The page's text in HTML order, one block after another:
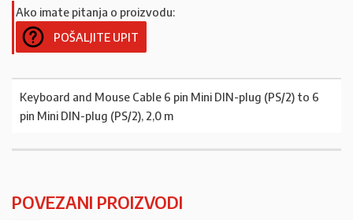
Ako imate pitanja o proizvodu:
POŠALJITE UPIT
Keyboard and Mouse Cable 6 pin Mini DIN-plug (PS/2) to 6
pin Mini DIN-plug (PS/2), 2,0 m
POVEZANI PROIZVODI